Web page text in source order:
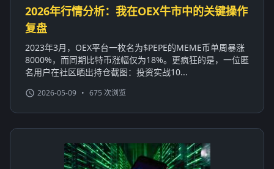
2026年行情分析：我在OEX牛市中的关键操作
复盘
2023年3月，OEX平台一枚名为$PEPE的MEME币单周暴涨
8000%，而同期比特币涨幅仅为18%。更疯狂的是，一位匿
名用户在社区晒出持仓截图：投资实战10...
2026-05-09 • 675 次浏览